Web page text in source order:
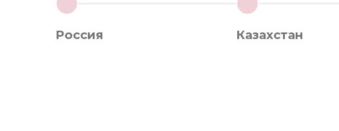
Россия Казахстан